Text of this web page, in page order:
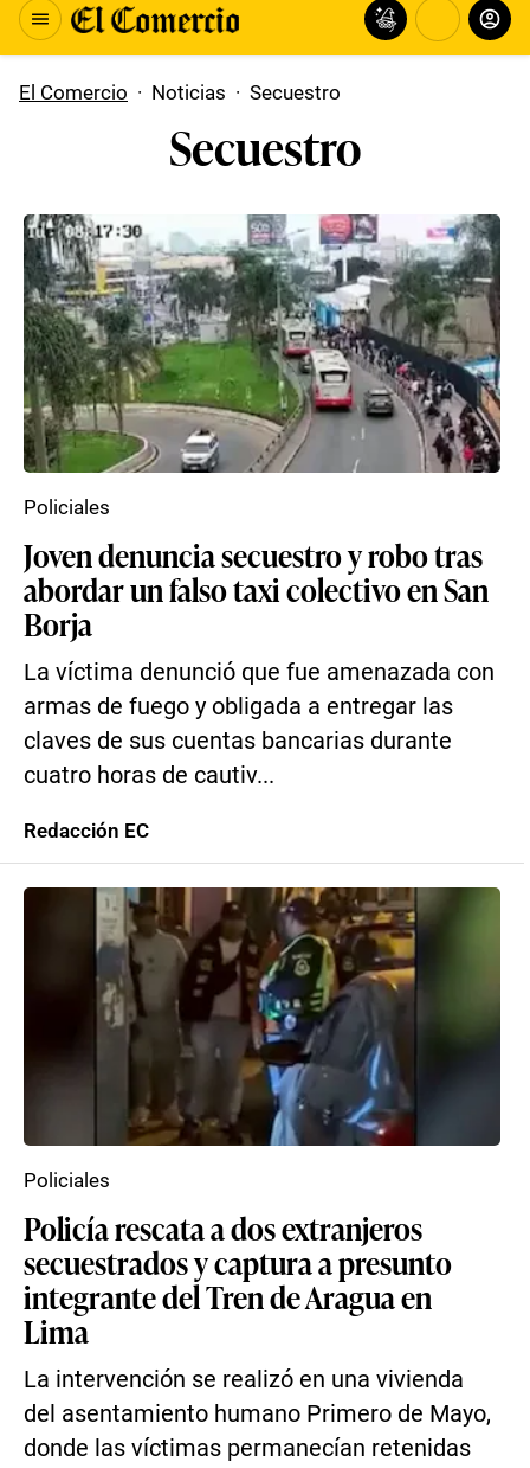
El Comercio · Noticias · Secuestro
Secuestro
Joven denuncia secuestro y robo tras
abordar un falso taxi colectivo en San
Borja
La víctima denunció que fue amenazada con
armas de fuego y obligada a entregar las
claves de sus cuentas bancarias durante
cuatro horas de cautiv...
Policiales
Redacción EC
Policía rescata a dos extranjeros
secuestrados y captura a presunto
integrante del Tren de Aragua en
Lima
La intervención se realizó en una vivienda
del asentamiento humano Primero de Mayo,
donde las víctimas permanecían retenidas
Policiales